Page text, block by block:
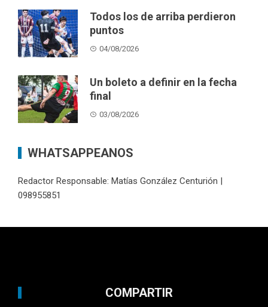
Todos los de arriba perdieron
puntos
04/08/2026
Un boleto a definir en la fecha
final
03/08/2026
WHATSAPPEANOS
Redactor Responsable: Matías González Centurión |
098955851
COMPARTIR